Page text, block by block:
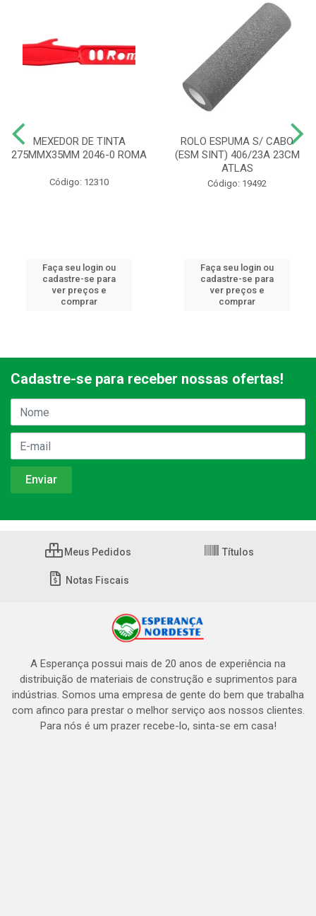
MEXEDOR DE TINTA
275MMX35MM 2046-0 ROMA
Código: 12310
Faça seu login ou
cadastre-se para
ver preços e
comprar
ROLO ESPUMA S/ CABO
(ESM SINT) 406/23A 23CM
ATLAS
Código: 19492
Faça seu login ou
cadastre-se para
ver preços e
comprar
Cadastre-se para receber nossas ofertas!
Meus Pedidos Títulos
Notas Fiscais
A Esperança possui mais de 20 anos de experiência na
distribuição de materiais de construção e suprimentos para
indústrias. Somos uma empresa de gente do bem que trabalha
com afinco para prestar o melhor serviço aos nossos clientes.
Para nós é um prazer recebe-lo, sinta-se em casa!